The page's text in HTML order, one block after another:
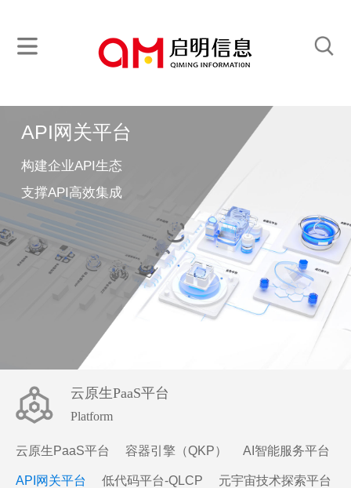
API网关平台
构建企业API生态
支撑API高效集成
云原生PaaS平台
Platform
云原生PaaS平台 容器引擎（QKP） AI智能服务平台
API网关平台 低代码平台-QLCP 元宇宙技术探索平台